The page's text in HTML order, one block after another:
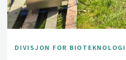
DIVISJON FOR